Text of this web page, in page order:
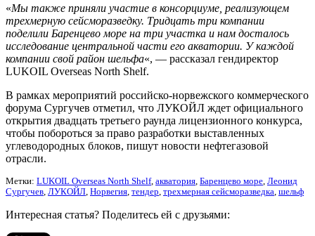
«Мы также приняли участие в консорциуме, реализующем
трехмерную сейсморазведку. Тридцать три компании
поделили Баренцево море на три участка и нам досталось
исследование центральной части его акватории. У каждой
компании свой район шельфа«, — рассказал гендиректор
LUKOIL Overseas North Shelf.
В рамках мероприятий российско-норвежского коммерческого
форума Сургучев отметил, что ЛУКОЙЛ ждет официального
открытия двадцать третьего раунда лицензионного конкурса,
чтобы побороться за право разработки выставленных
углеводородных блоков, пишут новости нефтегазовой
отрасли.
Метки: LUKOIL Overseas North Shelf, акватория, Баренцево море, Леонид
Сургучев, ЛУКОЙЛ, Норвегия, тендер, трехмерная сейсморазведка, шельф
Интересная статья? Поделитесь ей с друзьями: